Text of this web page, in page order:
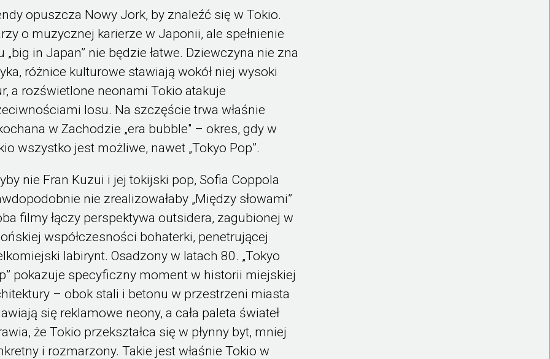
opuszcza Nowy Jork, by znaleźć się w Tokio.
o muzycznej karierze w Japonii, ale spełnienie
„big in Japan” nie będzie łatwe. Dziewczyna nie zna
różnice kulturowe stawiają wokół niej wysoki
a rozświetlone neonami Tokio atakuje
losu. Na szczęście trwa właśnie
w Zachodzie „era bubble" – okres, gdy w
wszystko jest możliwe, nawet „Tokyo Pop”.
nie Fran Kuzui i jej tokijski pop, Sofia Coppola
nie zrealizowałaby „Między słowami”
filmy łączy perspektywa outsidera, zagubionej w
współczesności bohaterki, penetrującej
labirynt. Osadzony w latach 80. „Tokyo
pokazuje specyficzny moment w historii miejskiej
– obok stali i betonu w przestrzeni miasta
się reklamowe neony, a cała paleta świateł
że Tokio przekształca się w płynny byt, mniej
i rozmarzony. Takie jest właśnie Tokio w